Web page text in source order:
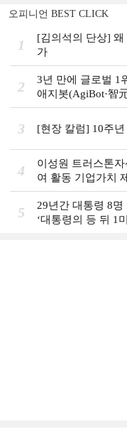
오피니언 BEST CLICK
1
[김의석의 단상] 왜
가
2
3년 만에 글로벌 1
애지봇(AgiBot·智
의 中 첨단기업 리
3 [현장 칼럼] 10주
4
이성원 트러스톤
여 활동 기업가치
할”
5
29년간 대통령 8
‘대통령의 등 뒤 1